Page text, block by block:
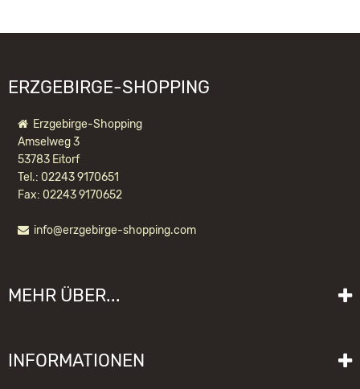
ERZGEBIRGE-SHOPPING
Erzgebirge-Shopping
Amselweg 3
53783 Eitorf
Tel.: 02243 9170651
Fax: 02243 9170652
info@erzgebirge-shopping.com
MEHR ÜBER...
Lieferzeit
INFORMATIONEN